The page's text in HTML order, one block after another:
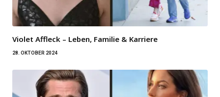
Violet Affleck – Leben, Familie & Karriere
28. OKTOBER 2024